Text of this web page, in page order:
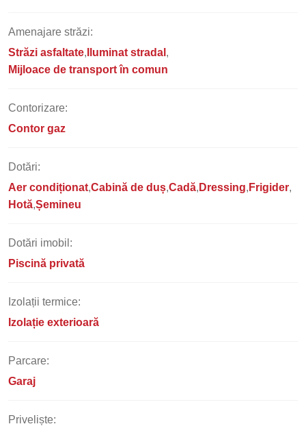
Amenajare străzi:
Străzi asfaltate
Iluminat stradal
Mijloace de transport în comun
Contorizare:
Contor gaz
Dotări:
Aer condiționat Cabină de duș Cadă Dressing Frigider
Hotă Șemineu
Dotări imobil:
Piscină privată
Izolații termice:
Izolație exterioară
Parcare:
Garaj
Priveliște: